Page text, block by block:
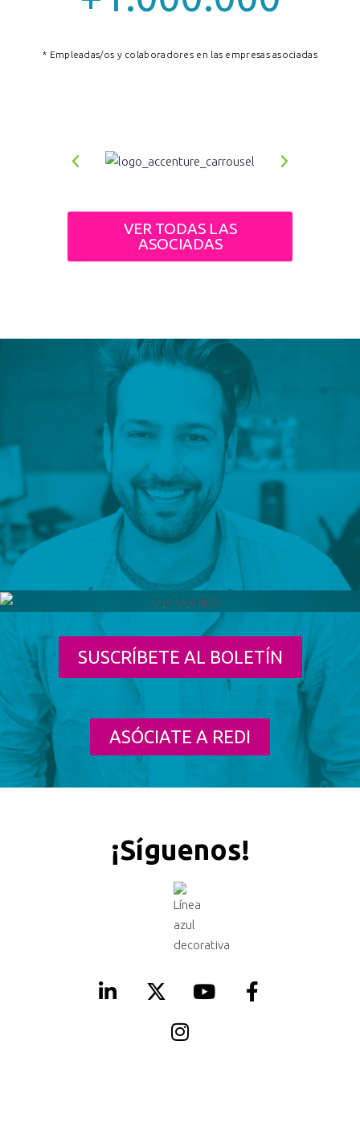
* Empleadas/os y colaboradores en las empresas asociadas
VER TODAS LAS
ASOCIADAS
SUSCRÍBETE AL BOLETÍN
ASÓCIATE A REDI
¡Síguenos!